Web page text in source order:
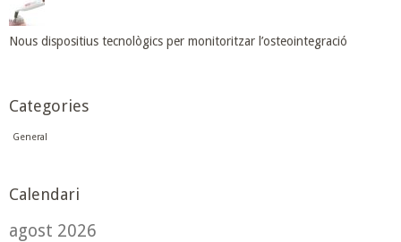
Nous dispositius tecnològics per monitoritzar l’osteointegració
Categories
General
Calendari
agost 2026